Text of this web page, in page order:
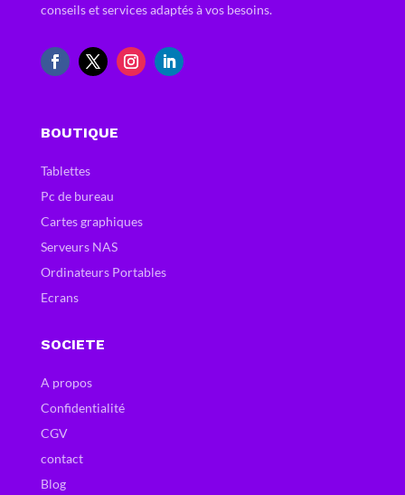
conseils et services adaptés à vos besoins.
BOUTIQUE
Tablettes
Pc de bureau
Cartes graphiques
Serveurs NAS
Ordinateurs Portables
Ecrans
SOCIETE
A propos
Confidentialité
CGV
contact
Blog